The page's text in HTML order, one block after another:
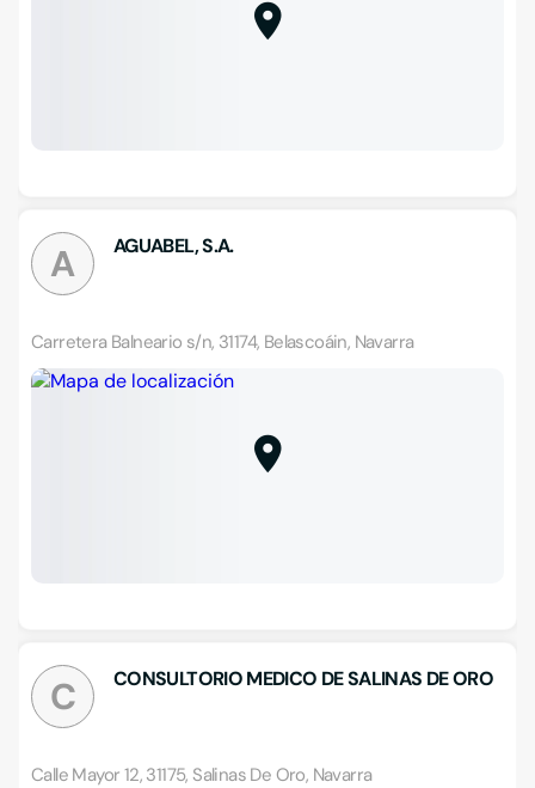
A AGUABEL, S.A.
Carretera Balneario s/n, 31174, Belascoáin, Navarra
C CONSULTORIO MEDICO DE SALINAS DE ORO
Calle Mayor 12, 31175, Salinas De Oro, Navarra